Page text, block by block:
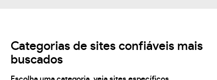
Categorias de sites confiáveis mais
buscados